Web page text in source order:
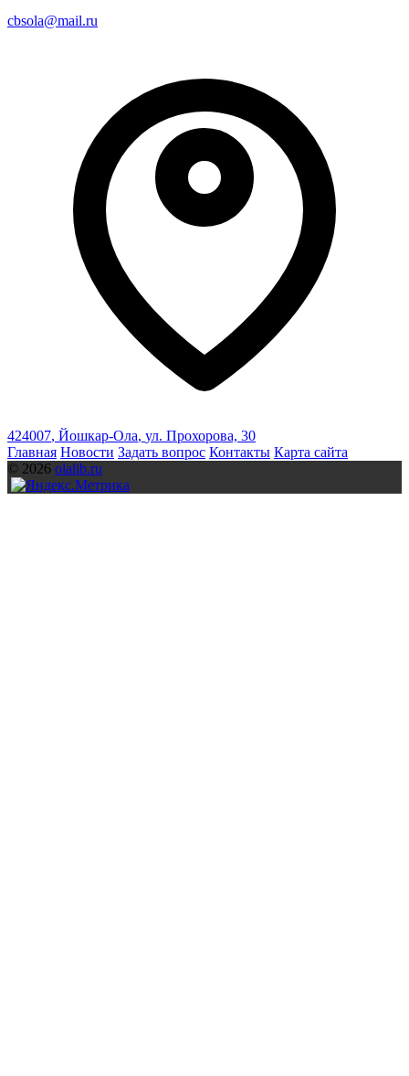
cbsola@mail.ru
424007, Йошкар-Ола, ул. Прохорова, 30
Главная Новости Задать вопрос Контакты Карта сайта
© 2026 olalib.ru